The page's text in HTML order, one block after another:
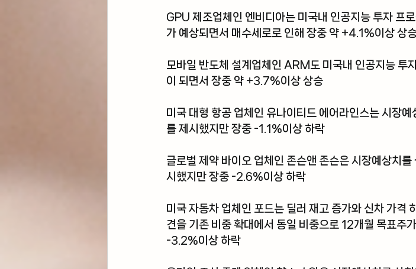
GPU 제조업체인 엔비디아는 미국내 인공지능 투자 프
가 예상되면서 매수세로로 인해 장중 약 +4.1%이상 상
모바일 반도체 설계업체인 ARM 도 미국내 인공지능 투
이 되면서 장중 약 +3.7%이상 상승
미국 대형 항공 업체인 유나이티드 에어라인스는 시장예
를 제시했지만 장중 -1.1%이상 하락
글로벌 제약 바이오 업체인 존슨앤 존슨은 시장예상치를
시했지만 장중 -2.6%이상 하락
미국 자동차 업체인 포드는 딜러 재고 증가와 신차 가격
견을 기존 비중 확대에서 동일 비중으로 12개월 목표주
-3.2%이상 하락